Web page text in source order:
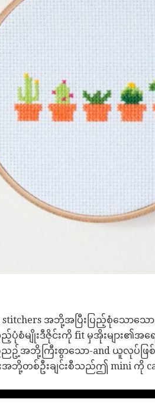
အဘို့အပြီးပြည့်စုံသောသေ
မျိုးဒီဇိုင်းကို fit မှအိုးများ၏အရေ
ညဥ့်အဘို့ကြီးစွာသော-and ယူလု
တစ်ဦးချင်းစီသည်ဤ mini ကို